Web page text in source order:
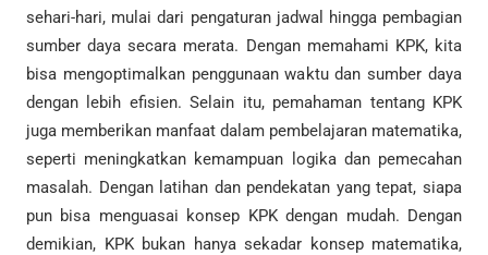
sehari-hari, mulai dari pengaturan jadwal hingga pembagian
sumber daya secara merata. Dengan memahami KPK, kita
bisa mengoptimalkan penggunaan waktu dan sumber daya
dengan lebih efisien. Selain itu, pemahaman tentang KPK
juga memberikan manfaat dalam pembelajaran matematika,
seperti meningkatkan kemampuan logika dan pemecahan
masalah. Dengan latihan dan pendekatan yang tepat, siapa
pun bisa menguasai konsep KPK dengan mudah. Dengan
demikian, KPK bukan hanya sekadar konsep matematika,